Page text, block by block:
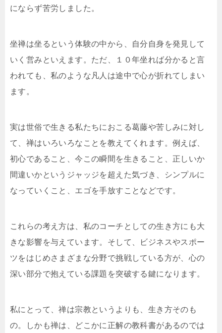
にならず苦労しました。
坐禅は坐るという体験の中から、自分自身を発見して
いく営みといえます。ただ、１０年坐れば分かると言
われても、私のような凡人は途中で心が折れてしまい
ます。
実は世俗で生きる私たちにおこる葛藤や苦しみに対し
て、禅はいろいろなことを教えてくれます。例えば、
初心であること、今この瞬間を生きること、正しいか
間違いかというジャッジを超えた気づき、シンプルに
なっていくこと、エゴを手放すことなどです。
これらの考え方は、私のコーチとしての生き方にも大
きな影響を与えています。そして、ビジネスやスポー
ツをはじめさまざまな分野で挑戦している方が、心の
深い部分で抱えている課題を突破する鍵になります。
私にとって、禅は宗教というよりも、生き方そのも
の。しかも禅は、どこかに正解の教科書があるのでは